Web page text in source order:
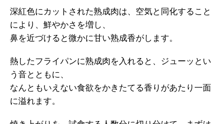
深紅色にカットされた熟成肉は、空気と同化すること
により、鮮やかさを増し、
鼻を近づけると微かに甘い熟成香がします。
熱したフライパンに熟成肉を入れると、ジューッとい
う音とともに、
なんともいえない食欲をかきたてる香りがあたり一面
に溢れます。